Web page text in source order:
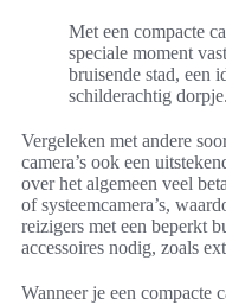
Met een compacte
speciale moment
bruisende stad, een
schilderachtig dorpje.
Vergeleken met andere
camera’s ook een
over het algemeen veel
of systeemcamera’s,
reizigers met een beperkt
accessoires nodig, zoals
Wanneer je een compacte